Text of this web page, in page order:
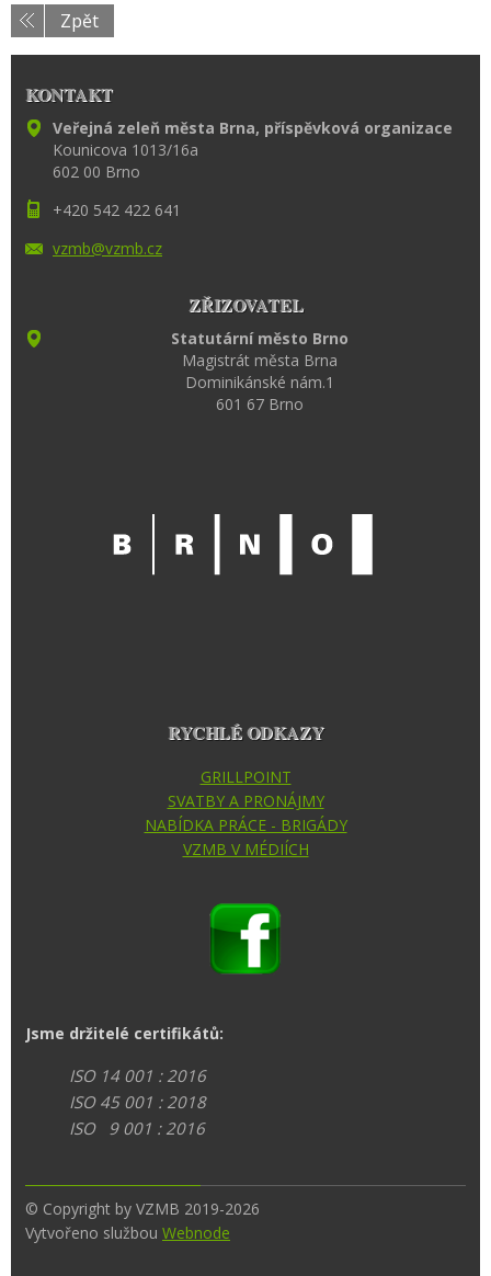
Zpět
KONTAKT
Veřejná zeleň města Brna, příspěvková organizace
Kounicova 1013/16a
602 00 Brno
+420 542 422 641
vzmb@vzmb.cz
ZŘIZOVATEL
Statutární město Brno
Magistrát města Brna
Dominikánské nám.1
601 67 Brno
RYCHLÉ ODKAZY
GRILLPOINT
SVATBY A PRONÁJMY
NABÍDKA PRÁCE - BRIGÁDY
VZMB V MÉDIÍCH
Jsme držitelé certifikátů:
ISO 14 001 : 2016
ISO 45 001 : 2018
ISO 9 001 : 2016
© Copyright by VZMB 2019-2026
Vytvořeno službou Webnode